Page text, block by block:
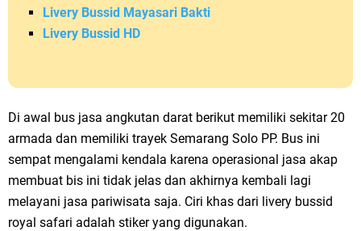
Livery Bussid Mayasari Bakti
Livery Bussid HD
Di awal bus jasa angkutan darat berikut memiliki sekitar 20
armada dan memiliki trayek Semarang Solo PP. Bus ini
sempat mengalami kendala karena operasional jasa akap
membuat bis ini tidak jelas dan akhirnya kembali lagi
melayani jasa pariwisata saja. Ciri khas dari livery bussid
royal safari adalah stiker yang digunakan.